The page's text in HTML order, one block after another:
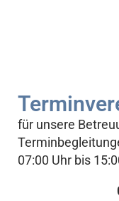
für unsere
07:00 Uhr bis